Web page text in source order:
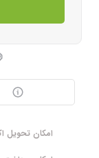
امکان تحویل